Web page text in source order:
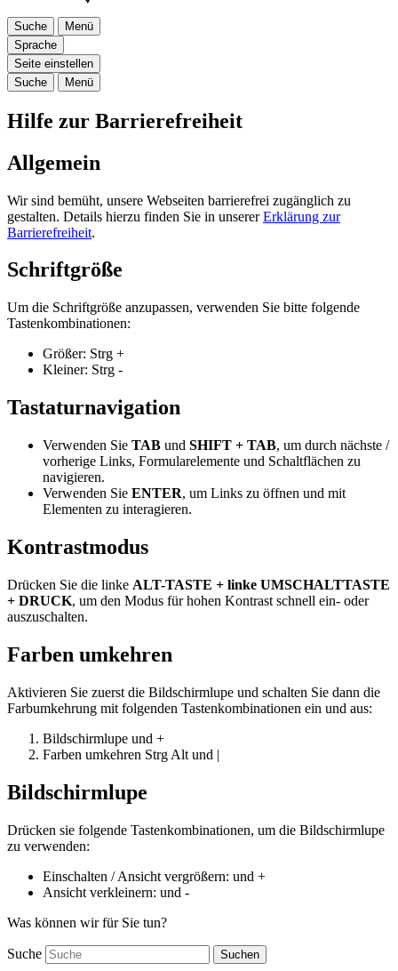
Suche
Menü
Sprache
Seite einstellen
Suche
Menü
Hilfe zur Barrierefreiheit
Allgemein
Wir sind bemüht, unsere Webseiten barrierefrei zugänglich zu
gestalten. Details hierzu finden Sie in unsererErklärung zur
Barrierefreiheit.
Schriftgröße
Um die Schriftgröße anzupassen, verwenden Sie bitte folgende
Tastenkombinationen:
Größer: Strg +
Kleiner: Strg -
Tastaturnavigation
Verwenden Sie TAB und SHIFT + TAB, um durch nächste /
vorherige Links, Formularelemente und Schaltflächen zu
navigieren.
Verwenden Sie ENTER, um Links zu öffnen und mit
Elementen zu interagieren.
Kontrastmodus
Drücken Sie die linke ALT-TASTE + linke UMSCHALTTASTE
+ DRUCK, um den Modus für hohen Kontrast schnell ein- oder
auszuschalten.
Farben umkehren
Aktivieren Sie zuerst die Bildschirmlupe und schalten Sie dann die
Farbumkehrung mit folgenden Tastenkombinationen ein und aus:
Bildschirmlupe und +
Farben umkehren Strg Alt und |
Bildschirmlupe
Drücken sie folgende Tastenkombinationen, um die Bildschirmlupe
zu verwenden:
Einschalten / Ansicht vergrößern: und +
Ansicht verkleinern: und -
Was können wir für Sie tun?
Suche Suchen